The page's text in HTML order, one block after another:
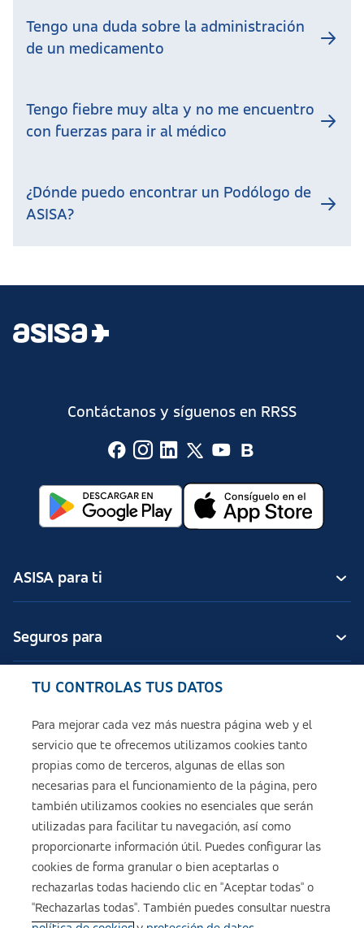
Tengo una duda sobre la administración
de un medicamento
Tengo fiebre muy alta y no me encuentro
con fuerzas para ir al médico
¿Dónde puedo encontrar un Podólogo de
ASISA?
Contáctanos y síguenos en RRSS
ASISA para ti
Seguros para
Seguros de ASISA
Sobre ASISA
Política de cookies
TU CONTROLAS TUS DATOS
Para mejorar cada vez más nuestra página web y el
servicio que te ofrecemos utilizamos cookies tanto
propias como de terceros, algunas de ellas son
necesarias para el funcionamiento de la página, pero
también utilizamos cookies no esenciales que serán
utilizadas para facilitar tu navegación, así como
proporcionarte información útil. Puedes configurar las
cookies de forma granular o bien aceptarlas o
rechazarlas todas haciendo clic en "Aceptar todas" o
"Rechazarlas todas". También puedes consultar nuestra